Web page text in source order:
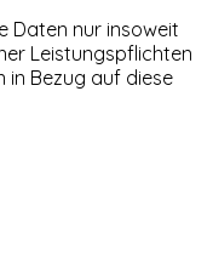
Daten nur insoweit
Leistungspflichten
in Bezug auf diese